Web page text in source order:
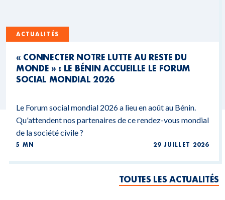
ACTUALITÉS
« CONNECTER NOTRE LUTTE AU RESTE DU
MONDE » : LE BÉNIN ACCUEILLE LE FORUM
SOCIAL MONDIAL 2026
Le Forum social mondial 2026 a lieu en août au Bénin.
Qu'attendent nos partenaires de ce rendez-vous mondial
de la société civile ?
5 MN 29 JUILLET 2026
TOUTES LES ACTUALITÉS